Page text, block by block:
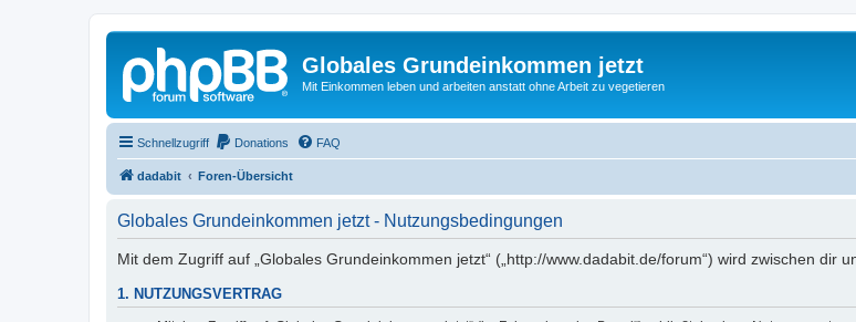
Globales Grundeinkommen jetzt
Mit Einkommen leben und arbeiten anstatt ohne Arbeit zu vegetieren
Schnellzugriff Donations FAQ
dadabit Foren-Übersicht
Globales Grundeinkommen jetzt - Nutzungsbedingungen
Mit dem Zugriff auf „Globales Grundeinkommen jetzt“ („http://www.dadabit.de/forum“) wird zwischen
1. NUTZUNGSVERTRAG